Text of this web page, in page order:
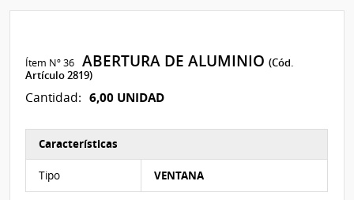
Ítem Nº 36 ABERTURA DE ALUMINIO(Cód.
Artículo 2819)
Cantidad: 6,00 UNIDAD
Características
Tipo VENTANA